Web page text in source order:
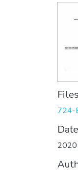
Files
724-
Date
2020